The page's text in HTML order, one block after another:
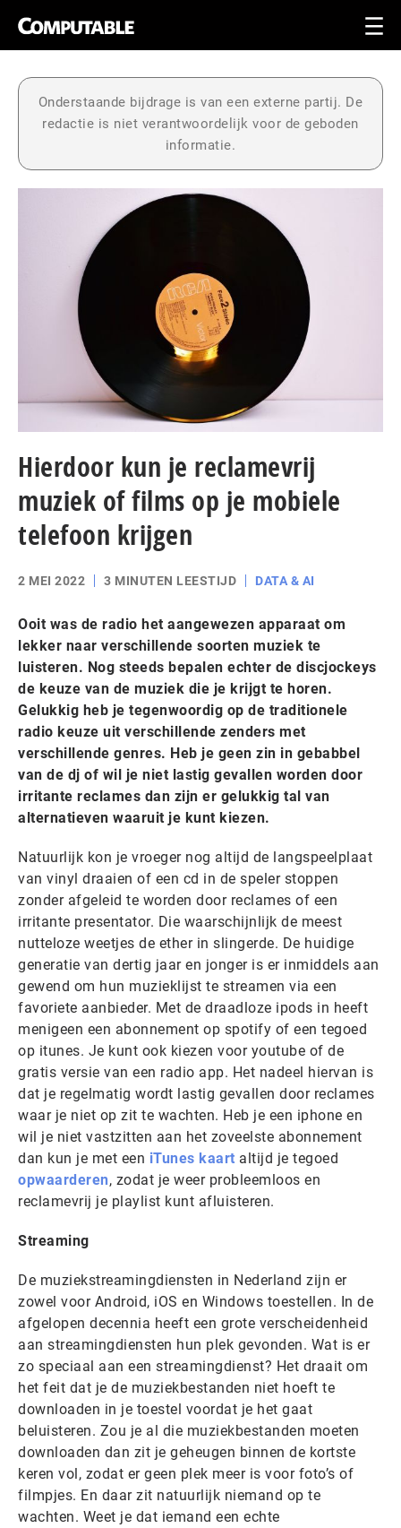
Onderstaande bijdrage is van een externe partij. De
redactie is niet verantwoordelijk voor de geboden
informatie.
Hierdoor kun je reclamevrij
muziek of films op je mobiele
telefoon krijgen
2 MEI 2022 3 MINUTEN LEESTIJD DATA & AI
Ooit was de radio het aangewezen apparaat om
lekker naar verschillende soorten muziek te
luisteren. Nog steeds bepalen echter de discjockeys
de keuze van de muziek die je krijgt te horen.
Gelukkig heb je tegenwoordig op de traditionele
radio keuze uit verschillende zenders met
verschillende genres. Heb je geen zin in gebabbel
van de dj of wil je niet lastig gevallen worden door
irritante reclames dan zijn er gelukkig tal van
alternatieven waaruit je kunt kiezen.
Natuurlijk kon je vroeger nog altijd de langspeelplaat
van vinyl draaien of een cd in de speler stoppen
zonder afgeleid te worden door reclames of een
irritante presentator. Die waarschijnlijk de meest
nutteloze weetjes de ether in slingerde. De huidige
generatie van dertig jaar en jonger is er inmiddels aan
gewend om hun muzieklijst te streamen via een
favoriete aanbieder. Met de draadloze ipods in heeft
menigeen een abonnement op spotify of een tegoed
op itunes. Je kunt ook kiezen voor youtube of de
gratis versie van een radio app. Het nadeel hiervan is
dat je regelmatig wordt lastig gevallen door reclames
waar je niet op zit te wachten. Heb je een iphone en
wil je niet vastzitten aan het zoveelste abonnement
dan kun je met een iTunes kaart altijd je tegoed
opwaarderen, zodat je weer probleemloos en
reclamevrij je playlist kunt afluisteren.
Streaming
De muziekstreamingdiensten in Nederland zijn er
zowel voor Android, iOS en Windows toestellen. In de
afgelopen decennia heeft een grote verscheidenheid
aan streamingdiensten hun plek gevonden. Wat is er
zo speciaal aan een streamingdienst? Het draait om
het feit dat je de muziekbestanden niet hoeft te
downloaden in je toestel voordat je het gaat
beluisteren. Zou je al die muziekbestanden moeten
downloaden dan zit je geheugen binnen de kortste
keren vol, zodat er geen plek meer is voor foto’s of
filmpjes. En daar zit natuurlijk niemand op te
wachten. Weet je dat iemand een echte